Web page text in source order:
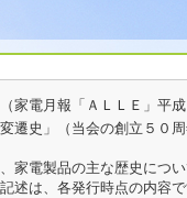
家電月報「ＡＬＬＥ」平
遷史」（当会の創立５０
家電製品の主な歴史につい
述は、各発行時点の内容